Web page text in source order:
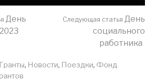
День
Следующая статья День
социального
работника
Гранты, Новости, Поездки, Фонд